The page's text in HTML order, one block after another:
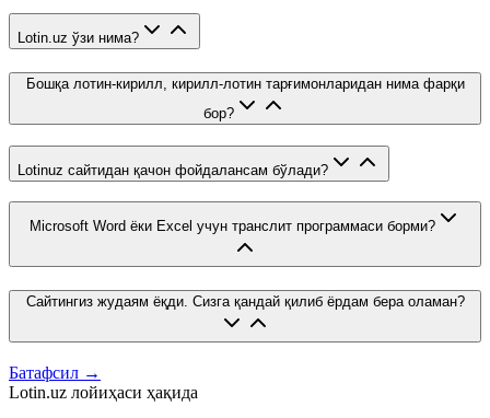
Lotin.uz ўзи нима?
Бошқа лотин-кирилл, кирилл-лотин тарғимонларидан нима фарқи
бор?
Lotinuz сайтидан қачон фойдалансам бўлади?
Microsoft Word ёки Excel учун транслит программаси борми?
Сайтингиз жудаям ёқди. Сизга қандай қилиб ёрдам бера оламан?
Батафсил →
Lotin.uz лойиҳаси ҳақида